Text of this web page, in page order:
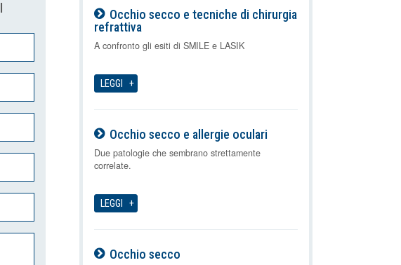
Occhio secco e tecniche di chirurgia
refrattiva
07-08-2026
A confronto gli esiti di SMILE e LASIK
LEGGI
Occhio secco e allergie oculari
07-08-2026
Due patologie che sembrano strettamente
correlate.
LEGGI
Occhio secco